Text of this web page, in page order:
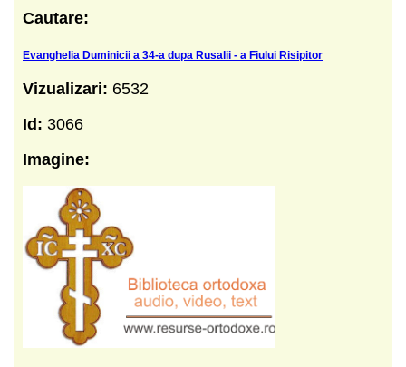
Cautare:
Evanghelia Duminicii a 34-a dupa Rusalii - a Fiului Risipitor
Vizualizari: 6532
Id: 3066
Imagine: